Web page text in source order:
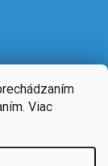
Viac